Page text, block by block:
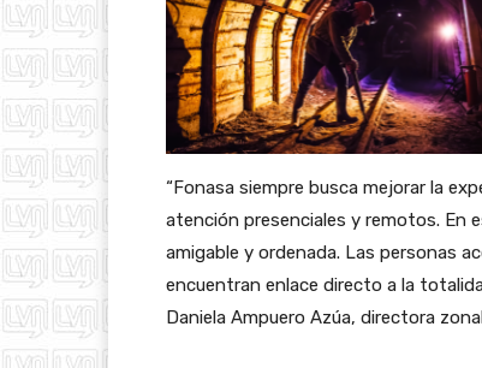
“Fonasa siempre busca mejorar la
atención presenciales y remotos. En
amigable y ordenada. Las personas
encuentran enlace directo a la
Daniela Ampuero Azúa, directora